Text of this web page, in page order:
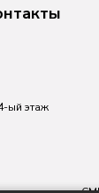
ый этаж